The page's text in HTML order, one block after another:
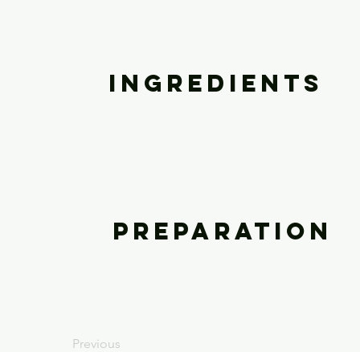
Ingredients
Preparation
Previous